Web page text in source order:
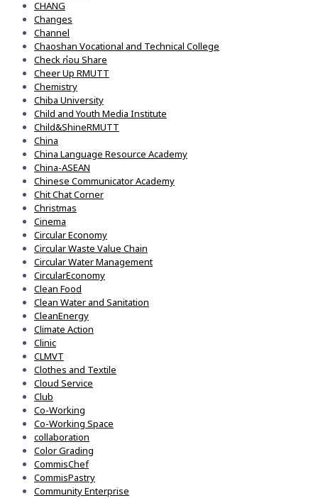
CHANG
Changes
Channel
Chaoshan Vocational and Technical College
Check ก่อน Share
Cheer Up RMUTT
Chemistry
Chiba University
Child and Youth Media Institute
Child&ShineRMUTT
China
China Language Resource Academy
China-ASEAN
Chinese Communicator Academy
Chit Chat Corner
Christmas
Cinema
Circular Economy
Circular Waste Value Chain
Circular Water Management
CircularEconomy
Clean Food
Clean Water and Sanitation
CleanEnergy
Climate Action
Clinic
CLMVT
Clothes and Textile
Cloud Service
Club
Co-Working
Co-Working Space
collaboration
Color Grading
CommisChef
CommisPastry
Community Enterprise